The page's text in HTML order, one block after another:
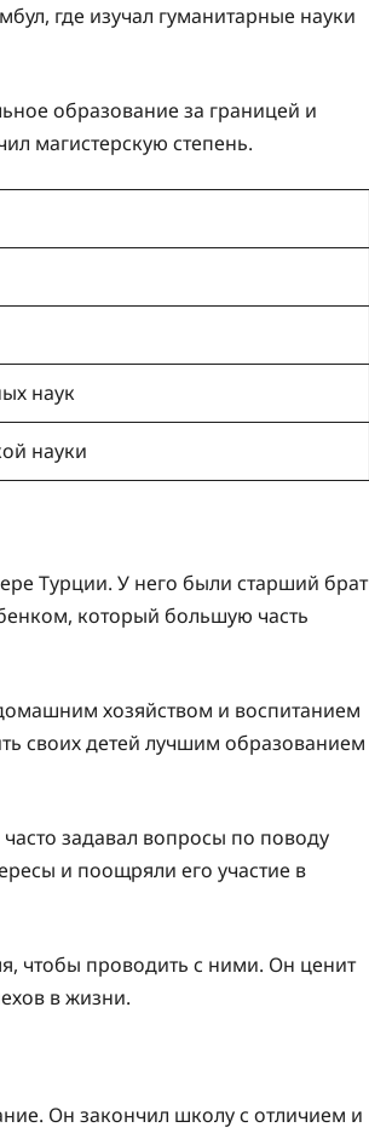
где изучал гуманитарные науки
образование за границей и
магистерскую степень.
наук
науки
Турции. У него были старший брат
который большую часть
хозяйством и воспитанием
своих детей лучшим образованием
задавал вопросы по поводу
и поощряли его участие в
чтобы проводить с ними. Он ценит
в жизни.
Он закончил школу с отличием и